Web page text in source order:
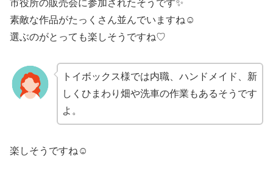
市役所の販売会に参加されたそうです✨
素敵な作品がたっくさん並んでいますね☺
選ぶのがとっても楽しそうですね♡
トイボックス様では内職、ハンドメイド、新
しくひまわり畑や洗車の作業もあるそうです
よ。
楽しそうですね☺